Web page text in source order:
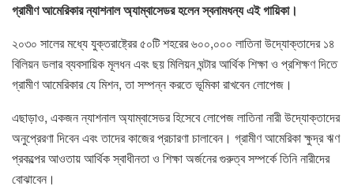
গ্রামীণ আমেরিকার ন্যাশনাল অ্যাম্বাসেডর হলেন স্বনামধন্য এই গায়িকা।
২০৩০ সালের মধ্যে যুক্তরাষ্ট্রের ৫০টি শহরের ৬০০,০০০ লাতিনা উদ্যোক্তাদের ১৪
বিলিয়ন ডলার ব্যবসায়িক মূলধন এবং ছয় মিলিয়ন ঘন্টার আর্থিক শিক্ষা ও প্রশিক্ষণ দিতে
গ্রামীণ আমেরিকার যে মিশন, তা সম্পন্ন করতে ভূমিকা রাখবেন লোপেজ।
এছাড়াও, একজন ন্যাশনাল অ্যাম্বাসেডর হিসেবে লোপেজ লাতিনা নারী উদ্যোক্তাদের
অনুপ্রেরণা দিবেন এবং তাদের কাজের প্রচারণা চালাবেন। গ্রামীণ আমেরিকা ক্ষুদ্র ঋণ
প্রকল্পের আওতায় আর্থিক স্বাধীনতা ও শিক্ষা অর্জনের গুরুত্ব সম্পর্কে তিনি নারীদের
বোঝাবেন।